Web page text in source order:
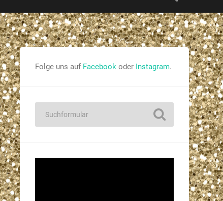
Folge uns auf Facebook oder Instagram.